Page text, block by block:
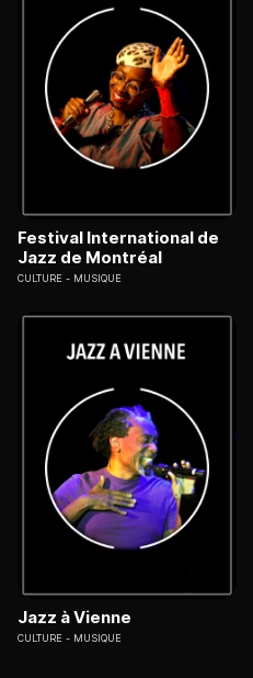
Festival International de
Jazz de Montréal
CULTURE MUSIQUE
Jazz à Vienne
CULTURE MUSIQUE